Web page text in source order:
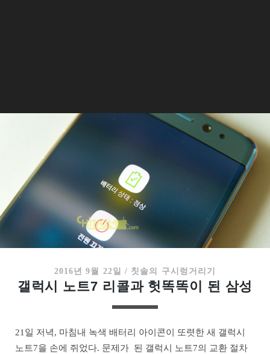
2016년 9월 22일 / 칫솔의 구시렁거리기
갤럭시 노트7 리콜과 헛똑똑이 된 삼성
21일 저녁, 마침내 녹색 배터리 아이콘이 또렷한 새 갤럭시
노트7을 손에 쥐었다. 문제가 된 갤럭시 노트7의 교환 절차